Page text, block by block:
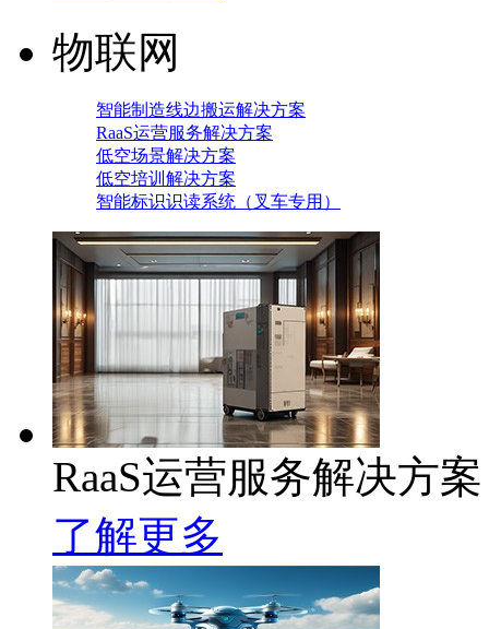
物联网
智能制造线边搬运解决方案
RaaS运营服务解决方案
低空场景解决方案
低空培训解决方案
智能标识识读系统（叉车专用）
RaaS运营服务解决方案
了解更多